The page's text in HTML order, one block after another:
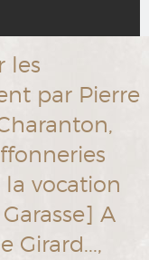
les
par Pierre
la vocation
A
Girard...,